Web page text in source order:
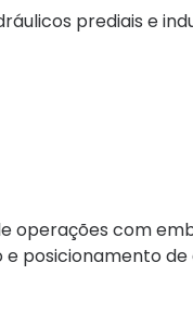
prediais e
operações com
posicionamento